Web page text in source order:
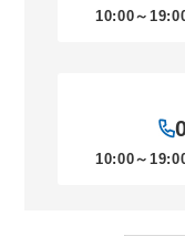
10:00～
10:00～